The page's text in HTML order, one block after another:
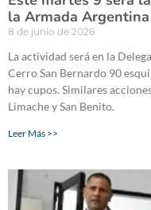
la Armada Argentina
8 de junio de 2026
La actividad será en la
Cerro San Bernardo 90
hay cupos. Similares
Limache y San Benito.
Leer Más >>